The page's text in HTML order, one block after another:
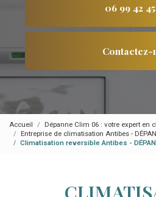
06 99 42
Accueil
Dépanne Clim 06 : votre expert en
Entreprise de climatisation Antibes -
Climatisation reversible Antibes -